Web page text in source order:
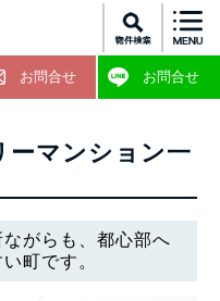
お問合せ お問合せ
ーマンション一
がらも、都心部へ
町です。